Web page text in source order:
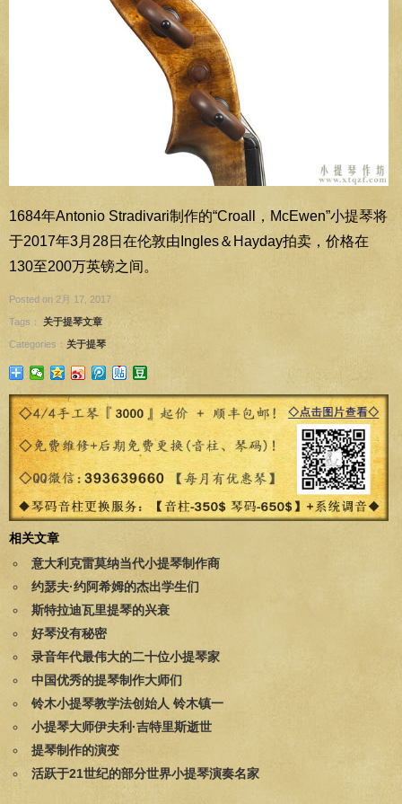
1684年Antonio Stradivari制作的“Croall，McEwen”小提琴将
于2017年3月28日在伦敦由Ingles＆Hayday拍卖，价格在
130至200万英镑之间。
Posted on 2月 17, 2017
Tags： 关于提琴文章
Categories： 关于提琴
相关文章
意大利克雷莫纳当代小提琴制作商
约瑟夫·约阿希姆的杰出学生们
斯特拉迪瓦里提琴的兴衰
好琴没有秘密
录音年代最伟大的二十位小提琴家
中国优秀的提琴制作大师们
铃木小提琴教学法创始人 铃木镇一
小提琴大师伊夫利·吉特里斯逝世
提琴制作的演变
活跃于21世纪的部分世界小提琴演奏名家